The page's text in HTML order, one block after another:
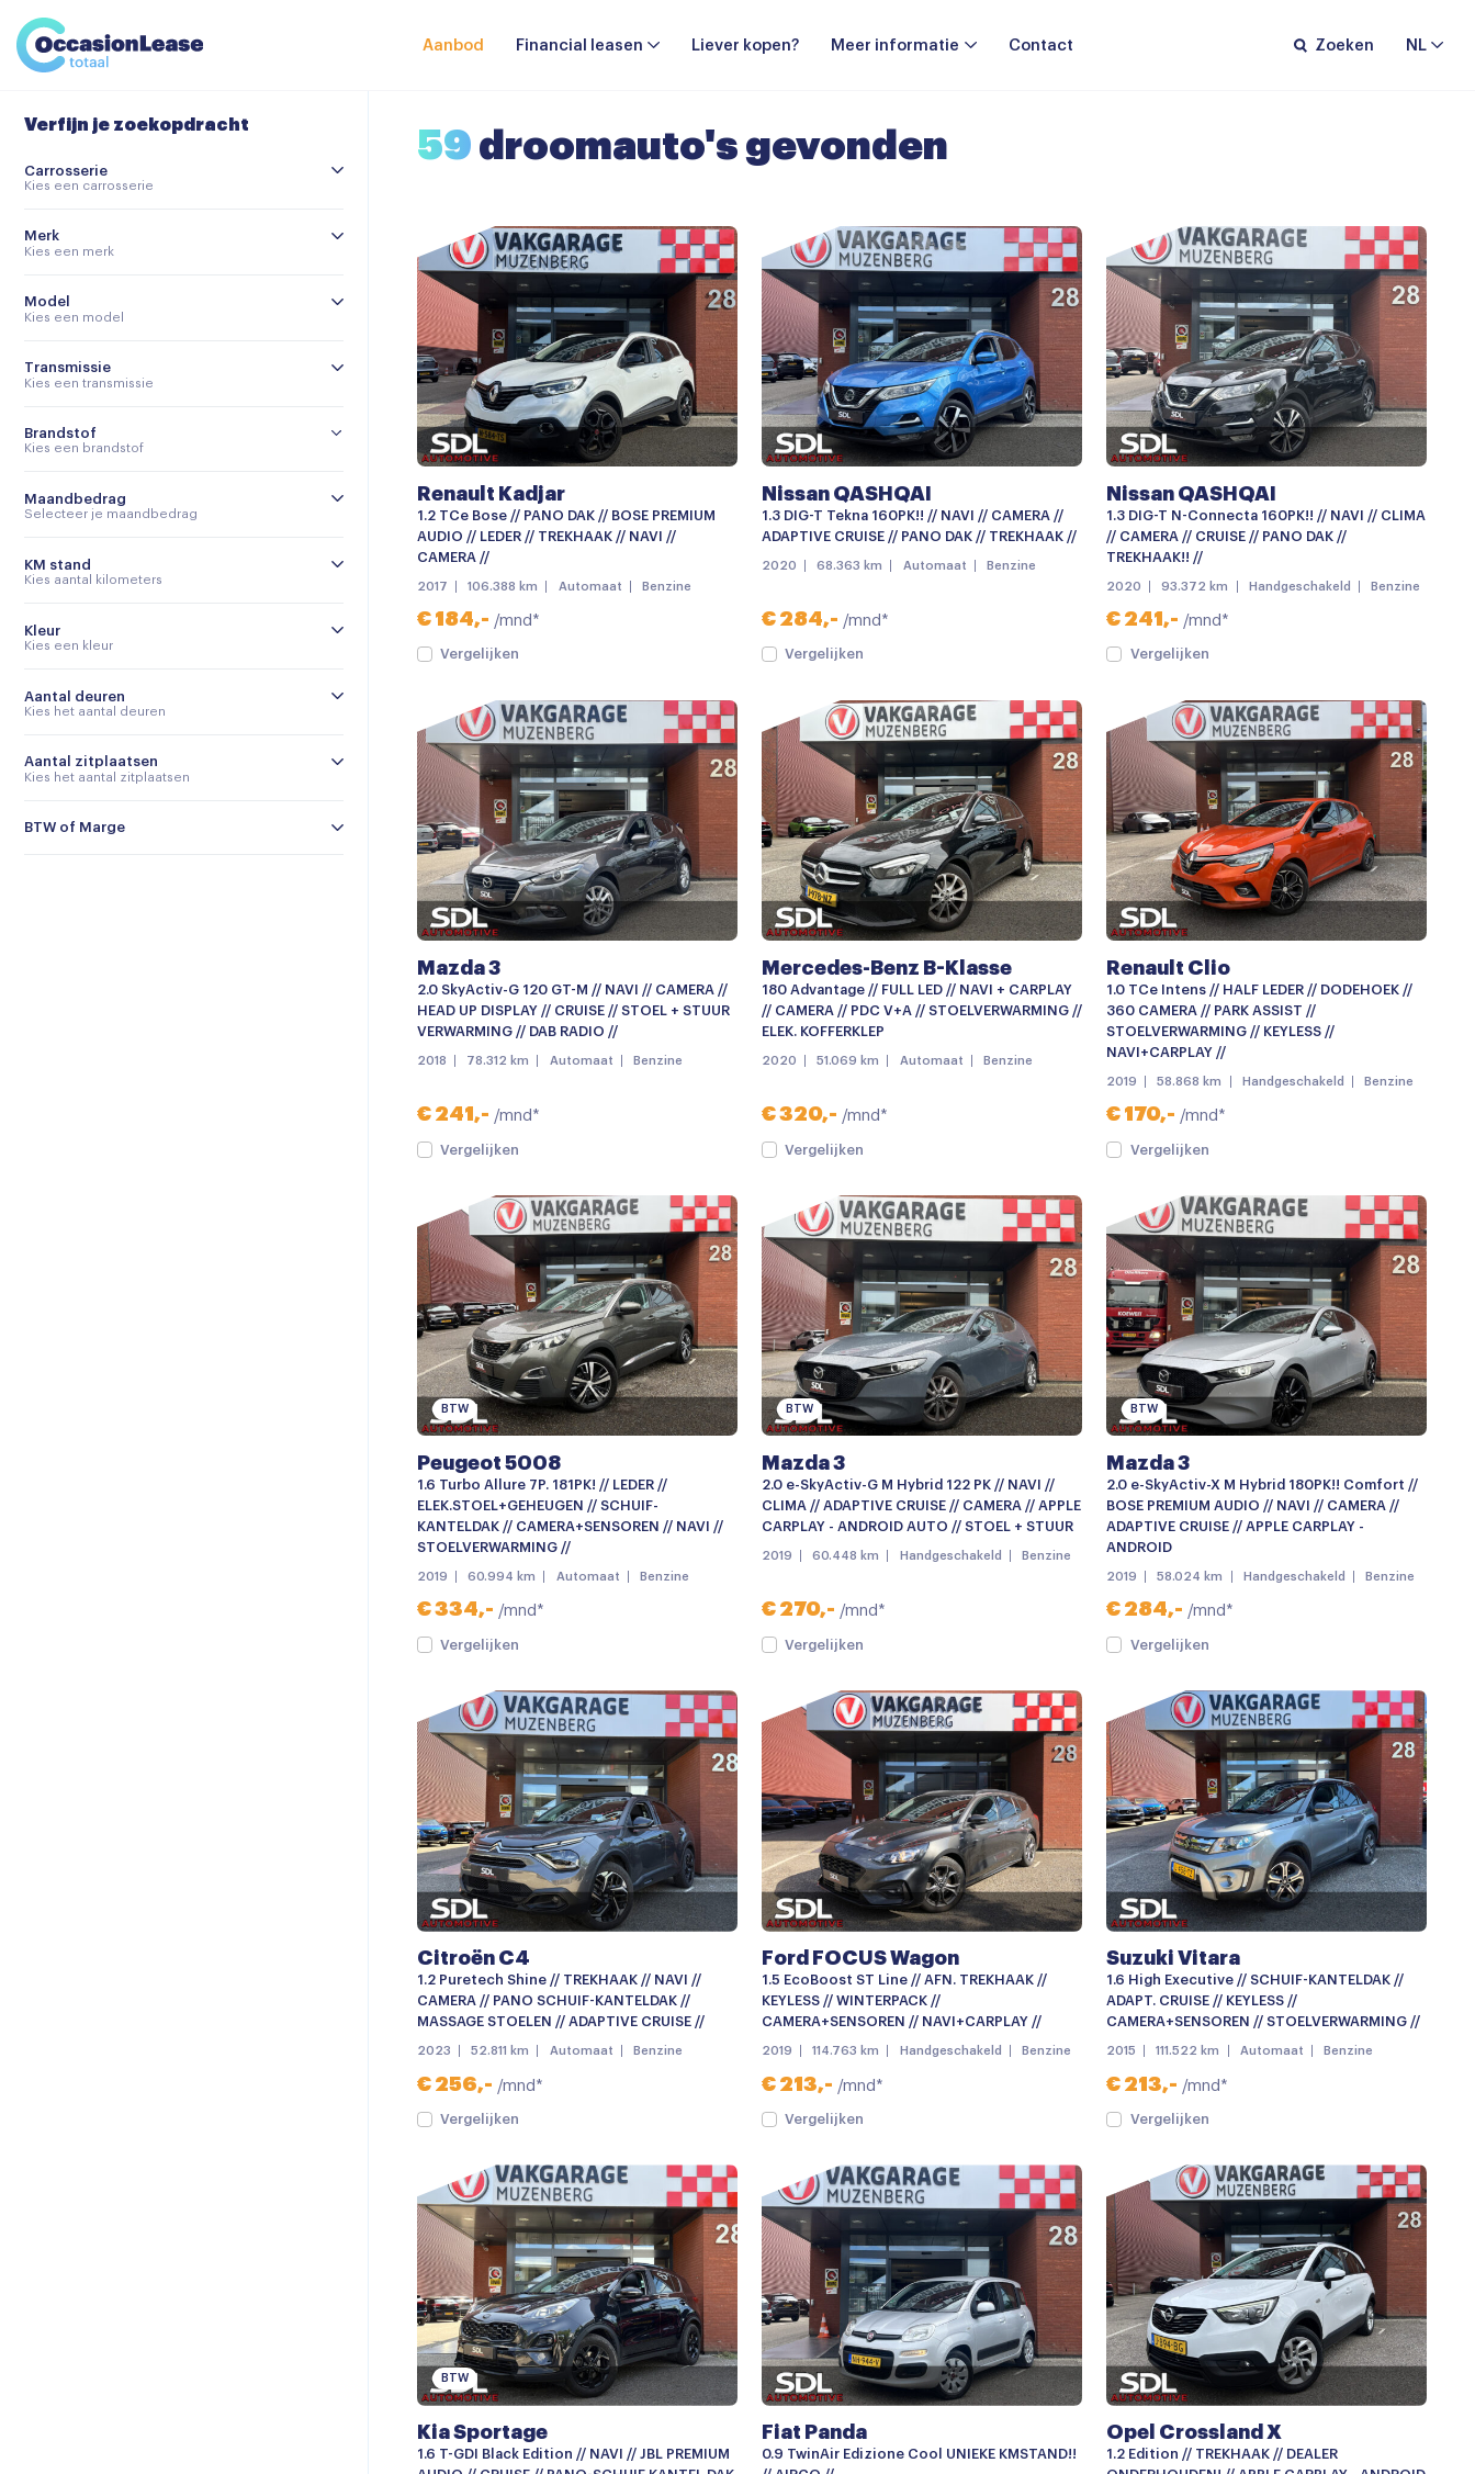
Aanbod Financial leasen Liever kopen? Meer informatie Contact NL
Zoeken
Leasevoorwaarden
Veelgestelde vragen
Nieuws en tips
Over ons
Vergelijker
Verfijn je zoekopdracht
Carrosserie
Kies een carrosserie
Merk
Kies een merk
Model
Kies een model
Transmissie
Kies een transmissie
Brandstof
Kies een brandstof
Maandbedrag
Selecteer je maandbedrag
KM stand
Kies aantal kilometers
Kleur
Kies een kleur
Aantal deuren
Kies het aantal deuren
Aantal zitplaatsen
Kies het aantal zitplaatsen
BTW of Marge
59 droomauto's gevonden
Renault Kadjar
1.2 TCe Bose // PANO DAK // BOSE PREMIUM
AUDIO // LEDER // TREKHAAK // NAVI //
CAMERA //
2017 106.388 km Automaat Benzine
€ 184,- /mnd*
Vergelijken
Nissan QASHQAI
1.3 DIG-T Tekna 160PK!! // NAVI // CAMERA //
ADAPTIVE CRUISE // PANO DAK // TREKHAAK //
2020 68.363 km Automaat Benzine
€ 284,- /mnd*
Vergelijken
Nissan QASHQAI
1.3 DIG-T N-Connecta 160PK!! // NAVI // CLIMA
// CAMERA // CRUISE // PANO DAK //
TREKHAAK!! //
2020 93.372 km Handgeschakeld Benzine
€ 241,- /mnd*
Vergelijken
Mazda 3
2.0 SkyActiv-G 120 GT-M // NAVI // CAMERA //
HEAD UP DISPLAY // CRUISE // STOEL + STUUR
VERWARMING // DAB RADIO //
2018 78.312 km Automaat Benzine
€ 241,- /mnd*
Vergelijken
Mercedes-Benz B-Klasse
180 Advantage // FULL LED // NAVI + CARPLAY
// CAMERA // PDC V+A // STOELVERWARMING //
ELEK. KOFFERKLEP
2020 51.069 km Automaat Benzine
€ 320,- /mnd*
Vergelijken
Renault Clio
1.0 TCe Intens // HALF LEDER // DODEHOEK //
360 CAMERA // PARK ASSIST //
STOELVERWARMING // KEYLESS //
NAVI+CARPLAY //
2019 58.868 km Handgeschakeld Benzine
€ 170,- /mnd*
Vergelijken
BTW
Peugeot 5008
1.6 Turbo Allure 7P. 181PK! // LEDER //
ELEK.STOEL+GEHEUGEN // SCHUIF-
KANTELDAK // CAMERA+SENSOREN // NAVI //
STOELVERWARMING //
2019 60.994 km Automaat Benzine
€ 334,- /mnd*
Vergelijken
BTW
Mazda 3
2.0 e-SkyActiv-G M Hybrid 122 PK // NAVI //
CLIMA // ADAPTIVE CRUISE // CAMERA // APPLE
CARPLAY - ANDROID AUTO // STOEL + STUUR
2019 60.448 km Handgeschakeld Benzine
€ 270,- /mnd*
Vergelijken
BTW
Mazda 3
2.0 e-SkyActiv-X M Hybrid 180PK!! Comfort //
BOSE PREMIUM AUDIO // NAVI // CAMERA //
ADAPTIVE CRUISE // APPLE CARPLAY -
ANDROID
2019 58.024 km Handgeschakeld Benzine
€ 284,- /mnd*
Vergelijken
Citroën C4
1.2 Puretech Shine // TREKHAAK // NAVI //
CAMERA // PANO SCHUIF-KANTELDAK //
MASSAGE STOELEN // ADAPTIVE CRUISE //
2023 52.811 km Automaat Benzine
€ 256,- /mnd*
Vergelijken
Ford FOCUS Wagon
1.5 EcoBoost ST Line // AFN. TREKHAAK //
KEYLESS // WINTERPACK //
CAMERA+SENSOREN // NAVI+CARPLAY //
2019 114.763 km Handgeschakeld Benzine
€ 213,- /mnd*
Vergelijken
Suzuki Vitara
1.6 High Executive // SCHUIF-KANTELDAK //
ADAPT. CRUISE // KEYLESS //
CAMERA+SENSOREN // STOELVERWARMING //
2015 111.522 km Automaat Benzine
€ 213,- /mnd*
Vergelijken
BTW
Kia Sportage
1.6 T-GDI Black Edition // NAVI // JBL PREMIUM
Fiat Panda
0.9 TwinAir Edizione Cool UNIEKE KMSTAND!!
Opel Crossland X
1.2 Edition // TREKHAAK // DEALER